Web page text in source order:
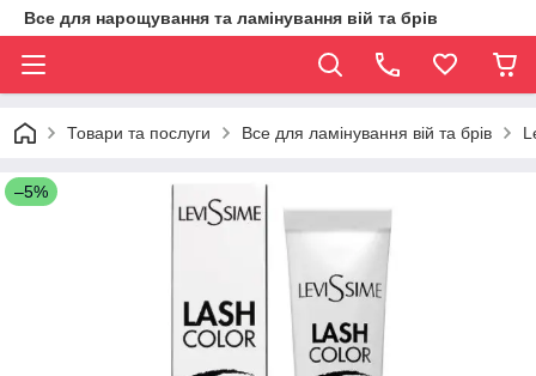
Все для нарощування та ламінування вій та брів
Товари та послуги Все для ламінування вій та брів
–5%